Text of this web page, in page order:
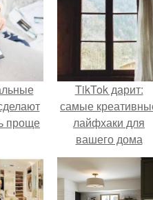
проще
TikTok дарит:
самые
лайфхаки для
вашего дома